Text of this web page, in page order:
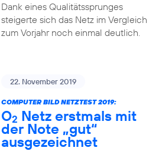
Dank eines Qualitätssprunges
steigerte sich das Netz im Vergleich
zum Vorjahr noch einmal deutlich.
22. November 2019
COMPUTER BILD NETZTEST 2019:
O2 Netz erstmals mit
der Note „gut“
ausgezeichnet